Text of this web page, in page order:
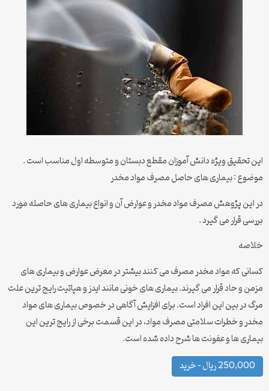
این تحقیق ویژه دانش آموزان مقطع دبستان و متوسطه اول مناسب است .
موضوع : بیماری های حاصل مصرف مواد مخدر
در این پژوهش مصرف مواد مخدر و عوارض آن و انواع بیماری های حاصله مورد
بررسی قرار می گیرد .
خلاصه
کسانی که مواد مخدر مصرف می کنند بیشتر در معرض عوارض و بیماری های
مزمن و حاد قرار می گیرند. بیماری های خونی مانند ایدز و هپاتیت رایج ترین علت
مرگ در بین این افراد است. برای افزایش آگاهی در خصوص بیماری های مواد
مخدر و خطرات سلامتی مصرف مواد، در این قسمت برخی از رایج ترین این
بیماری ها و عفونت ها شرح داده شده است.
250,000 ریال – خرید